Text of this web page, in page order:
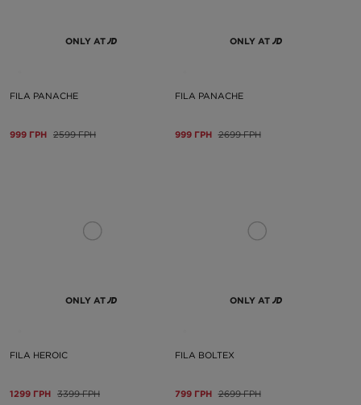
ONLY AT
FILA PANACHE
999 ГРН 2599 ГРН
ONLY AT
FILA PANACHE
999 ГРН 2699 ГРН
ONLY AT
FILA HEROIC
1299 ГРН 3399 ГРН
ONLY AT
FILA BOLTEX
799 ГРН 2699 ГРН